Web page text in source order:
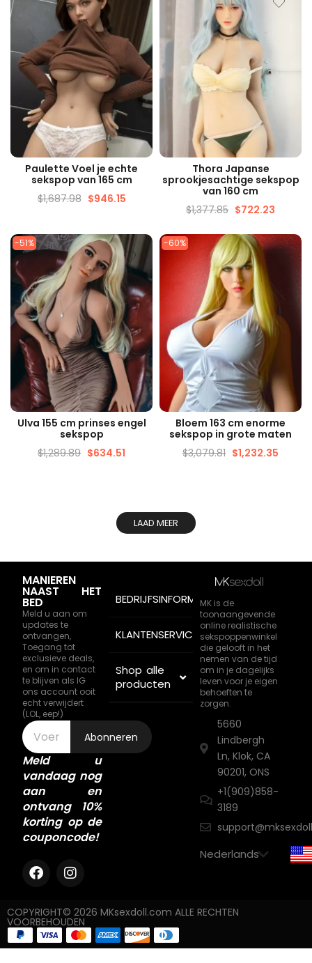
SNELLE WEERGAVE
Paulette Voel je echte
sekspop van 165 cm
$1,687.98 $946.15
SNELLE WEERGAVE
Thora Japanse
sprookjesachtige sekspop
van 160 cm
$1,377.85 $722.23
-51%
SNELLE WEERGAVE
Ulva 155 cm prinses engel
sekspop
$1,289.89 $634.51
-60%
SNELLE WEERGAVE
Bloem 163 cm enorme
sekspop in grote maten
$3,079.81 $1,232.35
LAAD MEER
MANIEREN
NAAST HET
BED
Meld u aan om
updates te
ontvangen,
Toegang tot
exclusieve deals,
en om in contact
te blijven als IG
ons account ooit
echt verwijdert
(LOL, eep!)
Abonneren
Meld u
vandaag nog
aan en
ontvang 10%
korting op de
couponcode!
BEDRIJFSINFORMATIE
KLANTENSERVICE
Shop alle
producten
MK is de
toonaangevende
online realistische
sekspoppenwinkel
die gelooft in het
nemen van de tijd
om in je dagelijks
leven voor je eigen
behoeften te
zorgen.
5660
Lindbergh
Ln, Klok, CA
90201, ONS
+1(909)858-
3189
COPYRIGHT© 2026 MKsexdoll.com ALLE RECHTEN
VOORBEHOUDEN